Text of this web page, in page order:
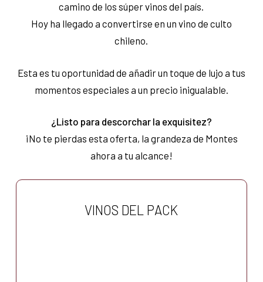
camino de los súper vinos del país.
Hoy ha llegado a convertirse en un vino de culto
chileno.
Esta es tu oportunidad de añadir un toque de lujo a tus
momentos especiales a un precio inigualable.
¿Listo para descorchar la exquisitez?
¡No te pierdas esta oferta, la grandeza de Montes
ahora a tu alcance!
VINOS DEL PACK